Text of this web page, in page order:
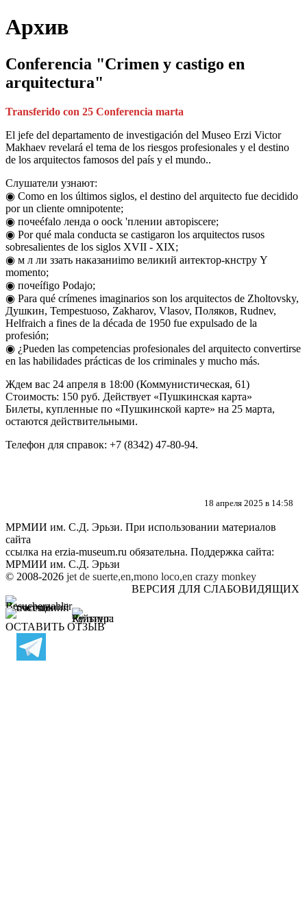
Архив
Conferencia "Crimen y castigo en
arquitectura"
Transferido con 25 Conferencia marta
El jefe del departamento de investigación del Museo Erzi Victor
Makhaev revelará el tema de los riesgos profesionales y el destino
de los arquitectos famosos del país y el mundo..
Слушатели узнают:
◉ Como en los últimos siglos, el destino del arquitecto fue decidido
por un cliente omnipotente;
◉ почеéfalo ленда о оock 'плении авторiscere;
◉ Por qué mala conducta se castigaron los arquitectos rusos
sobresalientes de los siglos XVII - XIX;
◉ м л ли ззать наказаниimo великий аитектор-кнстру Y
momento;
◉ почеífigo Podajo;
◉ Para qué crímenes imaginarios son los arquitectos de Zholtovsky,
Душкин, Tempestuoso, Zakharov, Vlasov, Поляков, Rudnev,
Helfraich a fines de la década de 1950 fue expulsado de la
profesión;
◉ ¿Pueden las competencias profesionales del arquitecto convertirse
en las habilidades prácticas de los criminales y mucho más.
Ждем вас 24 апреля в 18:00 (Коммунистическая, 61)
Стоимость: 150 руб. Действует «Пушкинская карта»
Билеты, купленные по «Пушкинской карте» на 25 марта,
остаются действительными.
Телефон для справок: +7 (8342) 47-80-94.
18 апреля 2025 в 14:58
МРМИИ им. С.Д. Эрьзи. При использовании материалов
сайта
ссылка на erzia-museum.ru обязательна. Поддержка сайта:
МРМИИ им. С.Д. Эрьзи
© 2008-2026 jet de suerte,en,mono loco,en crazy monkey
ВЕРСИЯ ДЛЯ СЛАБОВИДЯЩИХ
ОСТАВИТЬ ОТЗЫВ